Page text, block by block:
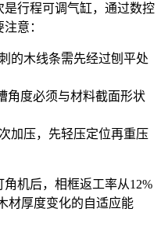
行程可调气缸，通过数控
意：
的木线条需先经过刨平处
角度必须与材料截面形状
加压，先轻压定位再重压
角机后，相框返工率从12%
材厚度变化的自适应能